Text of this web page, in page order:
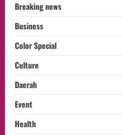
Breaking news
Business
Color Special
Culture
Daerah
Event
Health